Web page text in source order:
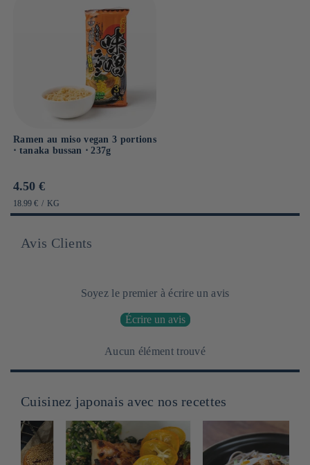
Ramen au miso vegan 3 portions
⋅ tanaka bussan ⋅ 237g
Prix
habituel
4.50 €
PRIX
UNITAIRE
18.99 € / PAR
KG
Avis Clients
Soyez le premier à écrire un avis
Écrire un avis
Aucun élément trouvé
Cuisinez japonais avec nos recettes